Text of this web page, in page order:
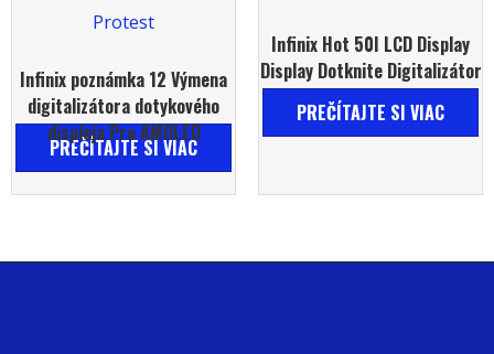
Infinix poznámka 12 Výmena
digitalizátora dotykového
displeja Pro AMOLED
PREČÍTAJTE SI VIAC
Infinix Hot 50I LCD Display
Display Dotknite Digitalizátor
PREČÍTAJTE SI VIAC